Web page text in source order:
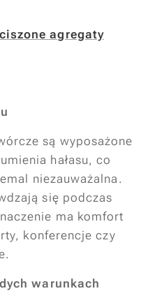
agregaty
są wyposażone
hałasu, co
niezauważalna.
się podczas
ma komfort
konferencje czy
warunkach